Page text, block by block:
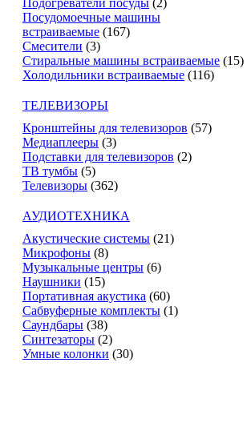
Подогреватели посуды (2)
Посудомоечные машины
встраиваемые (167)
Смесители (3)
Стиральные машины встраиваемые (15)
Холодильники встраиваемые (116)
ТЕЛЕВИЗОРЫ
Кронштейны для телевизоров (57)
Медиаплееры (3)
Подставки для телевизоров (2)
ТВ тумбы (5)
Телевизоры (362)
АУДИОТЕХНИКА
Акустические системы (21)
Микрофоны (8)
Музыкальные центры (6)
Наушники (15)
Портативная акустика (60)
Сабвуферные комплекты (1)
Саундбары (38)
Синтезаторы (2)
Умные колонки (30)